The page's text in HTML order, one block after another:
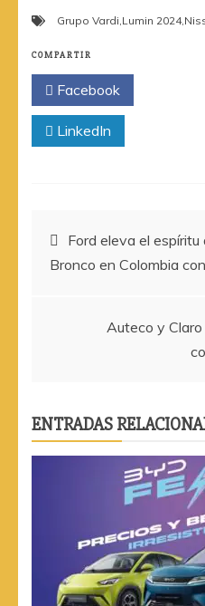
Grupo Vardi,Lumin 2024,
COMPARTIR
Facebook
LinkedIn
Navegación
entradas
Ford eleva el
Bronco en Colombia
Auteco y Claro
ENTRADAS